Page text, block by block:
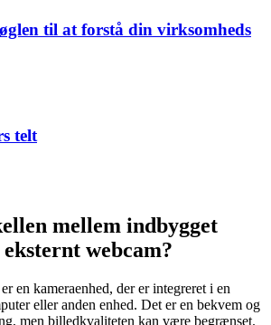
til at forstå din virksomheds
telt
mellem indbygget
webcam?
en kameraenhed, der er integreret i en
eller anden enhed. Det er en bekvem og
men billedkvaliteten kan være begrænset.